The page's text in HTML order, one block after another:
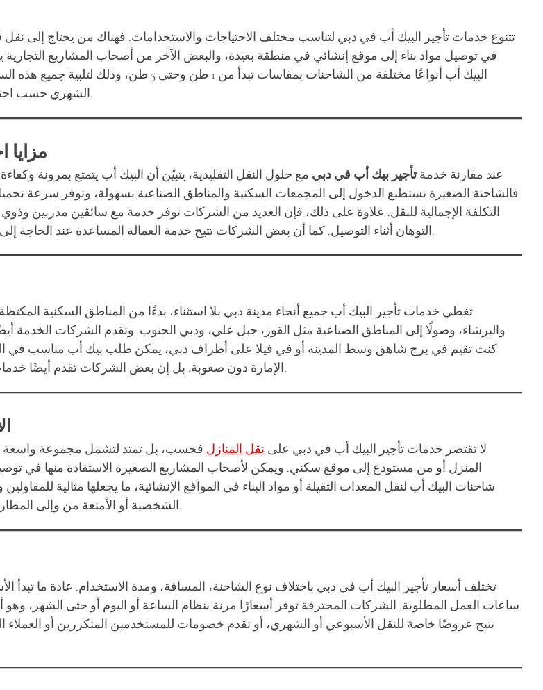
تتنوع خدمات تأجير البيك أب في دبي لتناسب مختلف الاحتياجات والاستخدامات. فهناك من يحتاج إلى
في توصيل مواد بناء إلى موقع إنشائي في منطقة بعيدة، والبعض الآخر من أصحاب المشاريع التجارية
البيك أب أنواعًا مختلفة من الشاحنات بمقاسات
الشهري حسب احتياجات العميل، مما يمنح المستفيد حرية تامة في التخطيط لاستخدام الخدمة.
مزايا
عند مقارنة خدمةتأجير بيك أب في دبي مع حلول النقل التقليدية، يتبيّن أن البيك أب يتمتع
فالشاحنة الصغيرة تستطيع الدخول إلى المجمعات السكنية والمناطق الصناعية بسهولة، وتوفر سرعة
التكلفة الإجمالية للنقل. علاوة على ذلك، فإن العديد من الشركات توفر خدمة مع سائقين مدربين
التوهان أثناء التوصيل. كما أن بعض الشركات تتيح خدمة العمالة المساعدة عند الحاجة إلى التحميل والتنزيل أو تغليف الأثاث، وهو ما يوفر الكثير من الجهد على العميل.
تغطي خدمات تأجير البيك أب جميع أنحاء مدينة دبي بلا استثناء، بدءًا من المناطق السكنية
والبرشاء، وصولًا إلى المناطق الصناعية مثل القوز، جبل علي، ودبي الجنوب. وتقدم الشركات الخدمة
كنت تقيم في برج شاهق وسط المدينة أو في فيلا على أطراف دبي، يمكن طلب بيك أب مناسب في
الإمارة دون صعوبة. بل إن بعض الشركات تقدم أيضًا خدمات البيك أب إلى إمارات مجاورة مثل الشارقة، عجمان، وأبوظبي عند الطلب.
لا تقتصر خدمات تأجير البيك أب في دبي على نقل المنازل فحسب، بل تمتد لتشمل مجموعة واسعة
المنزل أو من مستودع إلى موقع سكني. ويمكن لأصحاب المشاريع الصغيرة الاستفادة منها في توصيل
شاحنات البيك أب لنقل المعدات الثقيلة أو مواد البناء في المواقع الإنشائية، ما يجعلها مثالية
الشخصية أو الأمتعة من وإلى المطار، أو لنقل الأجهزة الكهربائية، أو حتى الحيوانات والنباتات الكبيرة بطريقة آمنة.
ساعات العمل المطلوبة. الشركات المحترفة توفر أسعارًا مرنة بنظام الساعة أو اليوم أو حتى الشهر،
تتيح عروضًا خاصة للنقل الأسبوعي أو الشهري، أو تقدم خصومات للمستخدمين المتكررين أو العملاء